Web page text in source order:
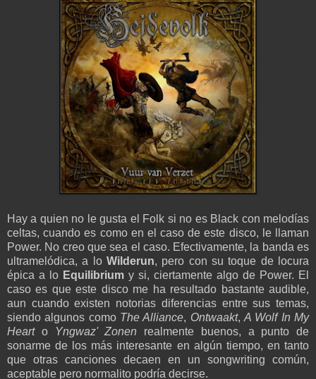
Hay a quien no le gusta el Folk si no es Black con melodías
celtas, cuando es como en el caso de este disco, le llaman
Power. No creo que sea el caso. Efectivamente, la banda es
ultramelódica, a lo Wilderun, pero con su toque de locura
épica a lo Equilibrium y si, ciertamente algo de Power. El
caso es que este disco me ha resultado bastante audible,
aun cuando existen notorias diferencias entre sus temas,
siendo algunos como The Alliance, Ontwaakt,A Wolf In My
Hearto Yngwaz' Zonen realmente buenos, a punto de
sonarme de los más interesante en algún tiempo, en tanto
que otras canciones decaen en un songwriting común,
aceptable pero normalito podría decirse.